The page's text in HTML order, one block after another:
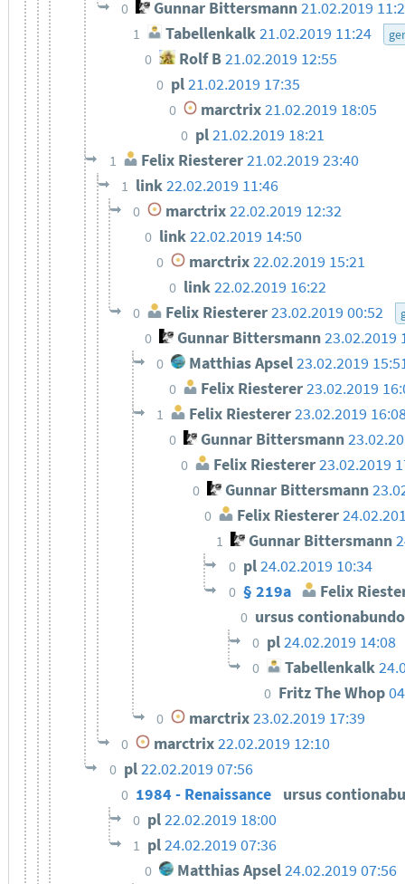
0 Gunnar Bittersmann 21.02.2019
1 Tabellenkalk21.02.2019 11:24
0 Rolf B21.02.2019 12:55
0 pl21.02.2019 17:35
0 marctrix21.02.2019 18:05
0 pl21.02.2019 18:21
1 Felix Riesterer21.02.2019 23:40
1 link22.02.2019 11:46
0 marctrix22.02.2019 12:32
0 link22.02.2019 14:50
0 marctrix22.02.2019 15:21
0 link22.02.2019 16:22
0 Felix Riesterer23.02.2019 00:52
0 Gunnar Bittersmann23.02.2019
0 Matthias Apsel23.02.2019
0 Felix Riesterer23.02.2019
1 Felix Riesterer23.02.2019
0 Gunnar Bittersmann
0 Felix Riesterer 23.02.2019
0 Gunnar Bittersmann
0 Felix Riesterer
1 Gunnar Bittersmann
0 pl24.02.2019 10:34
0 § 219a Felix
0 ursus
0 pl24.02.2019 14:08
0 Tabellenkalk
0 Fritz The Whop
0 marctrix23.02.2019 17:39
0 marctrix 22.02.2019 12:10
0 pl22.02.2019 07:56
0 1984 - Renaissance ursus
0 pl22.02.2019 18:00
1 pl24.02.2019 07:36
0 Matthias Apsel24.02.2019 07:56